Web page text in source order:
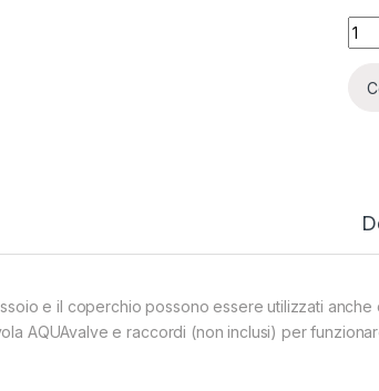
e il coperchio possono essere utilizzati
AQUAvalve e raccordi (non inclusi) per